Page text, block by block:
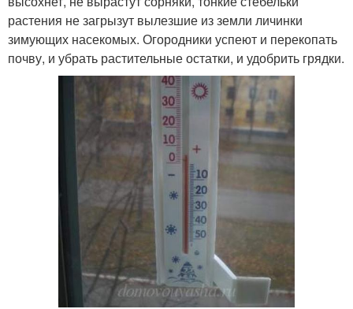
растения не загрызут вылезшие из земли личинки
зимующих насекомых. Огородники успеют и перекопать
почву, и убрать растительные остатки, и удобрить грядки.